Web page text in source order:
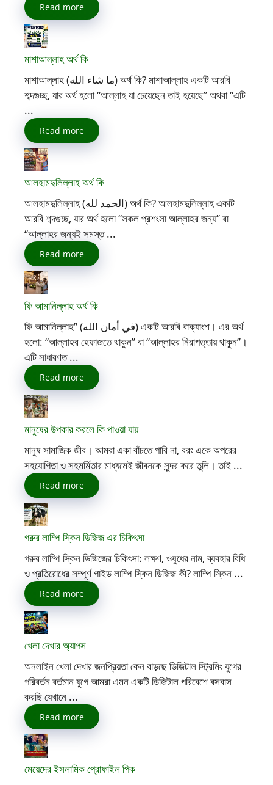
Read more
মাশাআল্লাহ অর্থ কি
মাশাআল্লাহ (ما شاء الله) অর্থ কি? মাশাআল্লাহ একটি আরবি
শব্দগুচ্ছ, যার অর্থ হলো “আল্লাহ যা চেয়েছেন তাই হয়েছে” অথবা “এটি
...
Read more
আলহামদুলিল্লাহ অর্থ কি
আলহামদুলিল্লাহ (الحمد لله) অর্থ কি? আলহামদুলিল্লাহ একটি
আরবি শব্দগুচ্ছ, যার অর্থ হলো “সকল প্রশংসা আল্লাহর জন্য” বা
“আল্লাহর জন্যই সমস্ত ...
Read more
ফি আমানিল্লাহ অর্থ কি
ফি আমানিল্লাহ” (في أمان الله) একটি আরবি বাক্যাংশ। এর অর্থ
হলো: “আল্লাহর হেফাজতে থাকুন” বা “আল্লাহর নিরাপত্তায় থাকুন”।
এটি সাধারণত ...
Read more
মানুষের উপকার করলে কি পাওয়া যায়
মানুষ সামাজিক জীব। আমরা একা বাঁচতে পারি না, বরং একে অপরের
সহযোগিতা ও সহমর্মিতার মাধ্যমেই জীবনকে সুন্দর করে তুলি। তাই ...
Read more
গরুর লাম্পি স্কিন ডিজিজ এর চিকিৎসা
গরুর লাম্পি স্কিন ডিজিজের চিকিৎসা: লক্ষণ, ওষুধের নাম, ব্যবহার বিধি
ও প্রতিরোধের সম্পূর্ণ গাইড লাম্পি স্কিন ডিজিজ কী? লাম্পি স্কিন ...
Read more
খেলা দেখার অ্যাপস
অনলাইন খেলা দেখার জনপ্রিয়তা কেন বাড়ছে ডিজিটাল স্ট্রিমিং যুগের
পরিবর্তন বর্তমান যুগে আমরা এমন একটি ডিজিটাল পরিবেশে বসবাস
করছি যেখানে ...
Read more
মেয়েদের ইসলামিক প্রোফাইল পিক